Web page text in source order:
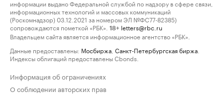
информации выдано Федеральной службой по надзору в сфере связи,
информационных технологий и массовых коммуникаций
(Роскомнадзор) 03.12.2021 за номером ЭЛ №ФС77-82385)
сопровождаются пометкой «РБК».
18+ letters@rbc.ru
Владельцем сайта является информационное агентство «РБК».
Данные предоставлены: Мосбиржа Санкт-Петербургская биржа
Индексы облигаций предоставлены Cbonds.
Информация об ограничениях
О соблюдении авторских прав